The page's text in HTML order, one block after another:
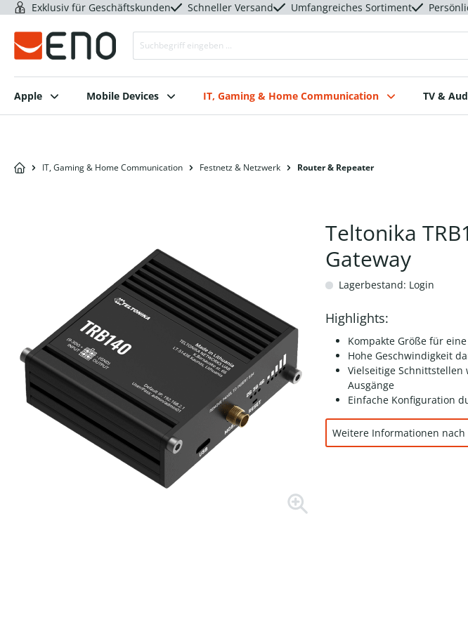
Exklusiv für Geschäftskunden Schneller Versand Umfangreiches Sortiment
Apple Mobile Devices IT, Gaming & Home Communication TV &
IT, Gaming & Home Communication Festnetz & Netzwerk Router & Repeater
Teltonika
Gateway
Lagerbestand: Login
Highlights:
Kompakte Größe für
Hohe Geschwindigkeit
Vielseitige
Ausgänge
Einfache Konfiguration
Weitere Informationen nach